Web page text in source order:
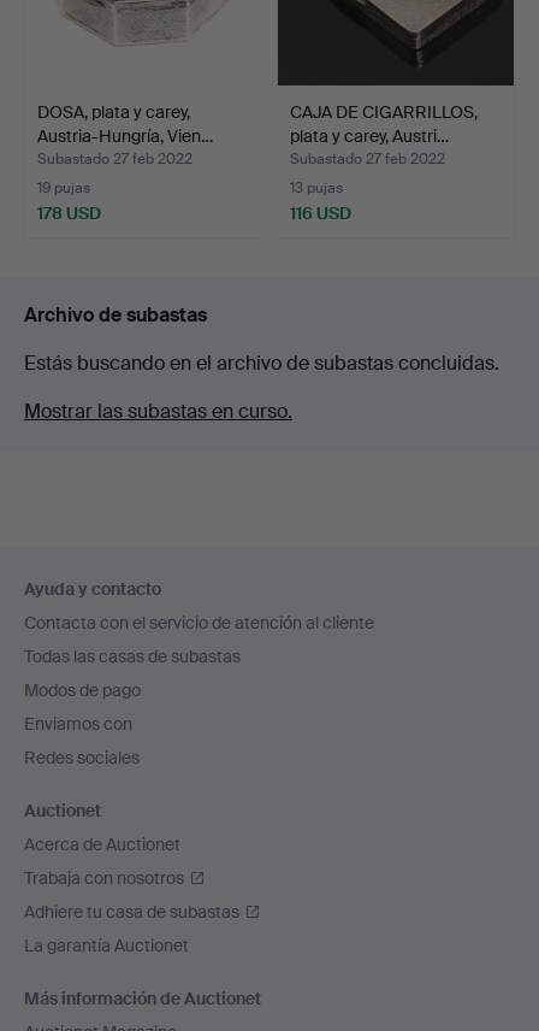
DOSA, plata y carey,
Austria-Hungría, Vien…
Subastado 27 feb 2022
19 pujas
178 USD
CAJA DE CIGARRILLOS,
plata y carey, Austri…
Subastado 27 feb 2022
13 pujas
116 USD
Archivo de subastas
Estás buscando en el archivo de subastas concluidas.
Mostrar las subastas en curso.
en
el
pie
de
página
Ayuda y contacto
Contacta con el servicio de atención al cliente
Todas las casas de subastas
Modos de pago
Enviamos con
Redes sociales
Auctionet
Acerca de Auctionet
Trabaja con nosotros
Adhiere tu casa de subastas
La garantía Auctionet
Más información de Auctionet